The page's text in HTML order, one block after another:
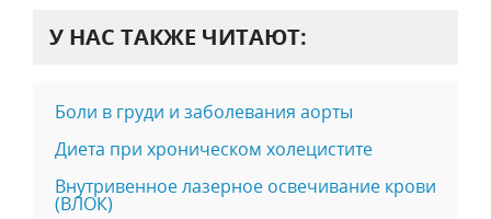
У НАС ТАКЖЕ ЧИТАЮТ:
Боли в груди и заболевания аорты
Диета при хpoничecком xoлeциcтите
Внутривенное лазерное освечивание крови
(ВЛОК)